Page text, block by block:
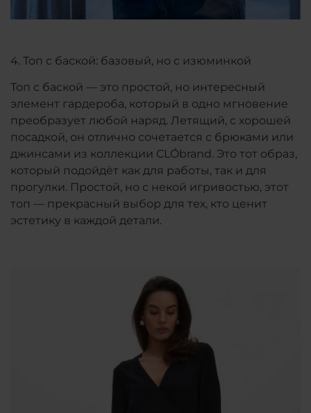
4. Топ с баской: базовый, но с изюминкой
Топ с баской — это простой, но интересный
элемент гардероба, который в одно мгновение
преобразует любой наряд. Летящий, с хорошей
посадкой, он отлично сочетается с брюками или
джинсами из коллекции CLÓbrand. Это тот образ,
который подойдёт как для работы, так и для
прогулки. Простой, но с некой игривостью, этот
топ — прекрасный выбор для тех, кто ценит
эстетику в каждой детали.